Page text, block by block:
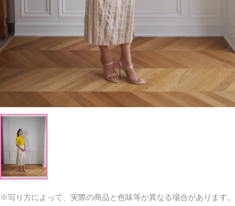
※写り方によって、実際の商品と色味等が異なる場合があります。